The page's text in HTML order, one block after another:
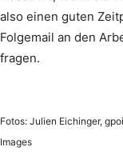
also einen guten
Folgemail an den
fragen.
Fotos: Julien Eichinger,
Images